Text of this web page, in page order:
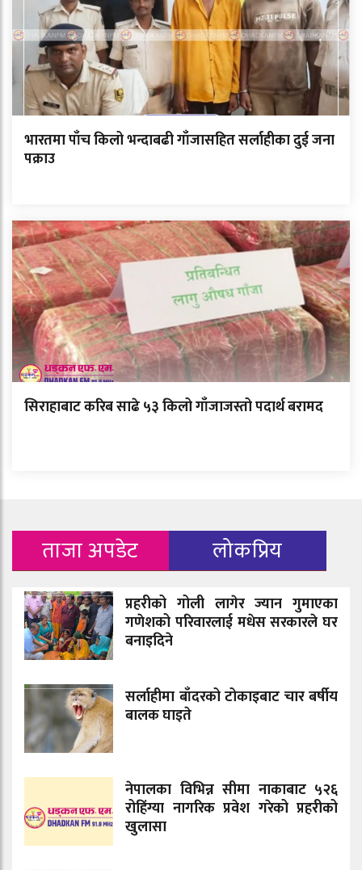
भारतमा पाँच किलो भन्दाबढी गाँजासहित सर्लाहीका दुई जना
पक्राउ
सिराहाबाट करिब साढे ५३ किलो गाँजाजस्तो पदार्थ बरामद
ताजा अपडेट लोकप्रिय
प्रहरीको गोली लागेर ज्यान गुमाएका
गणेशको परिवारलाई मधेस सरकारले घर
बनाइदिने
सर्लाहीमा बाँदरको टोकाइबाट चार बर्षीय
बालक घाइते
नेपालका विभिन्न सीमा नाकाबाट ५२६
रोहिंग्या नागरिक प्रवेश गरेको प्रहरीको
खुलासा